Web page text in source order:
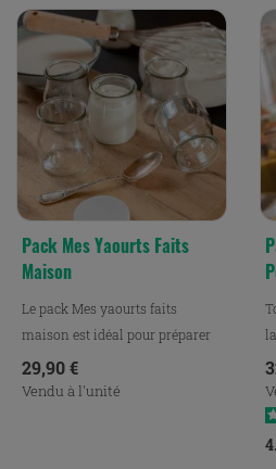
Pack Mes Yaourts Faits
Maison
Le pack Mes yaourts faits
maison est idéal pour préparer
facilement de délicieux...
Prix
29,90 €
Vendu à l'unité